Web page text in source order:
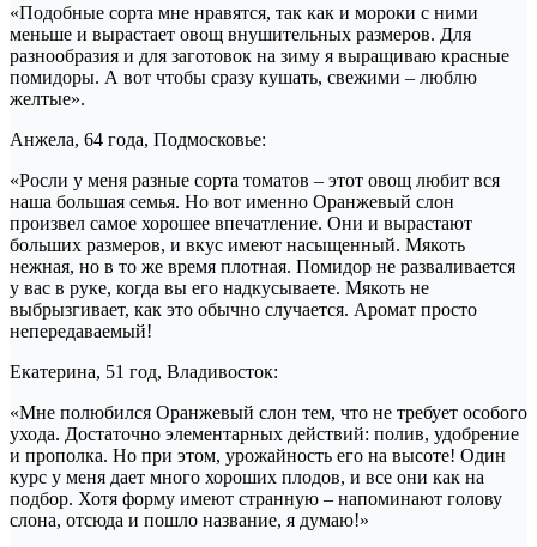
«Подобные сорта мне нравятся, так как и мороки с ними
меньше и вырастает овощ внушительных размеров. Для
разнообразия и для заготовок на зиму я выращиваю красные
помидоры. А вот чтобы сразу кушать, свежими – люблю
желтые».
Анжела, 64 года, Подмосковье:
«Росли у меня разные сорта томатов – этот овощ любит вся
наша большая семья. Но вот именно Оранжевый слон
произвел самое хорошее впечатление. Они и вырастают
больших размеров, и вкус имеют насыщенный. Мякоть
нежная, но в то же время плотная. Помидор не разваливается
у вас в руке, когда вы его надкусываете. Мякоть не
выбрызгивает, как это обычно случается. Аромат просто
непередаваемый!
Екатерина, 51 год, Владивосток:
«Мне полюбился Оранжевый слон тем, что не требует особого
ухода. Достаточно элементарных действий: полив, удобрение
и прополка. Но при этом, урожайность его на высоте! Один
курс у меня дает много хороших плодов, и все они как на
подбор. Хотя форму имеют странную – напоминают голову
слона, отсюда и пошло название, я думаю!»